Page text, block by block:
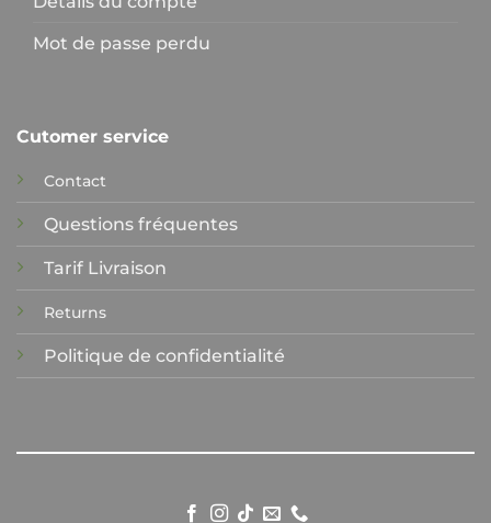
Mot de passe perdu
Cutomer service
Contact
Questions fréquentes
Tarif Livraison
Returns
Politique de confidentialité